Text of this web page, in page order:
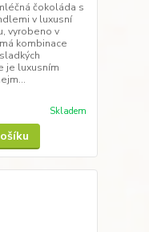
čokoláda s
v luxusní
vyrobeno v
kombinace
je luxusním
Skladem